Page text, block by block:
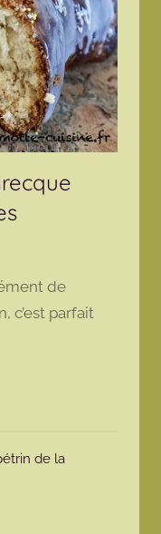
de
c’est parfait
de la